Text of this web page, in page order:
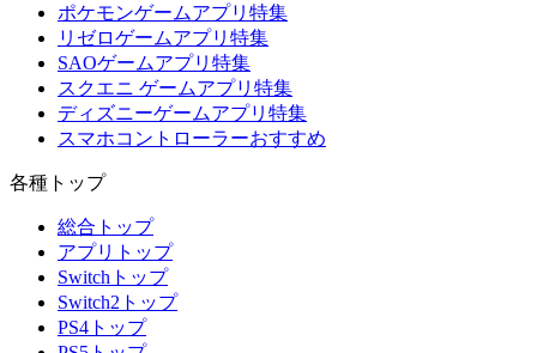
ポケモンゲームアプリ特集
リゼロゲームアプリ特集
SAOゲームアプリ特集
スクエニ ゲームアプリ特集
ディズニーゲームアプリ特集
スマホコントローラーおすすめ
各種トップ
総合トップ
アプリトップ
Switchトップ
Switch2トップ
PS4トップ